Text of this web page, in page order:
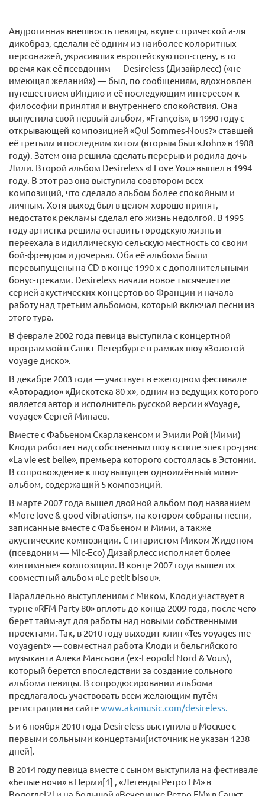
Андрогинная внешность певицы, вкупе с прической а-ля
дикобраз, сделали её одним из наиболее колоритных
персонажей, украсивших европейскую поп-сцену, в то
время как её псевдоним — Desireless (Дизайрлесс) («не
имеющая желаний») — был, по сообщениям, вдохновлен
путешествием вИндию и её последующим интересом к
философии принятия и внутреннего спокойствия. Она
выпустила свой первый альбом, «François», в 1990 году с
открывающей композицией «Qui Sommes-Nous?» ставшей
её третьим и последним хитом (вторым был «John» в 1988
году). Затем она решила сделать перерыв и родила дочь
Лили. Второй альбом Desireless «I Love You» вышел в 1994
году. В этот раз она выступила соавтором всех
композиций, что сделало альбом более спокойным и
личным. Хотя выход был в целом хорошо принят,
недостаток рекламы сделал его жизнь недолгой. В 1995
году артистка решила оставить городскую жизнь и
переехала в идиллическую сельскую местность со своим
бой-френдом и дочерью. Оба её альбома были
перевыпущены на CD в конце 1990-x c дополнительными
бонус-треками. Desireless начала новое тысячелетие
серией акустических концертов во Франции и начала
работу над третьим альбомом, который включал песни из
этого тура.
В феврале 2002 года певица выступила с концертной
программой в Санкт-Петербурге в рамках шоу «Золотой
voyage диско».
В декабре 2003 года — участвует в ежегодном фестивале
«Авторадио» «Дискотека 80-х», одним из ведущих которого
является автор и исполнитель русской версии «Voyage,
voyage» Сергей Минаев.
Вместе с Фабьеном Скарлакенсом и Эмили Рой (Мими)
Клоди работает над собственным шоу в стиле электро-дэнс
«La vie est belle», премьера которого состоялась в Эстонии.
В сопровождение к шоу выпущен одноимённый мини-
альбом, содержащий 5 композиций.
В марте 2007 года вышел двойной альбом под названием
«More love & good vibrations», на котором собраны песни,
записанные вместе с Фабьеном и Мими, а также
акустические композиции. С гитаристом Миком Жидоном
(псевдоним — Mic-Eco) Дизайрлесс исполняет более
«интимные» композиции. В конце 2007 года вышел их
совместный альбом «Le petit bisou».
Параллельно выступлениям с Миком, Клоди участвует в
турне «RFM Party 80» вплоть до конца 2009 года, после чего
берет тайм-аут для работы над новыми собственными
проектами. Так, в 2010 году выходит клип «Tes voyages me
voyagent» — совместная работа Клоди и бельгийского
музыканта Алека Мансьона (ex-Leopold Nord & Vous),
который берется впоследствии за создание сольного
альбома певицы. В сопродюсировании альбома
предлагалось участвовать всем желающим путём
регистрации на сайтеwww.akamusic.com/desireless.
5 и 6 ноября 2010 года Desireless выступила в Москве с
первыми сольными концертами[источник не указан 1238
дней].
В 2014 году певица вместе с сыном выступила на фестивале
«Белые ночи» в Перми[1] , «Легенды Ретро FM» в